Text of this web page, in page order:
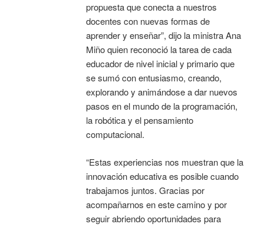
propuesta que conecta a nuestros
docentes con nuevas formas de
aprender y enseñar”, dijo la ministra Ana
Miño quien reconoció la tarea de cada
educador de nivel inicial y primario que
se sumó con entusiasmo, creando,
explorando y animándose a dar nuevos
pasos en el mundo de la programación,
la robótica y el pensamiento
computacional.
“Estas experiencias nos muestran que la
innovación educativa es posible cuando
trabajamos juntos. Gracias por
acompañarnos en este camino y por
seguir abriendo oportunidades para